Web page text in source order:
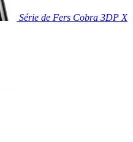
Série de Fers Cobra 3DP X